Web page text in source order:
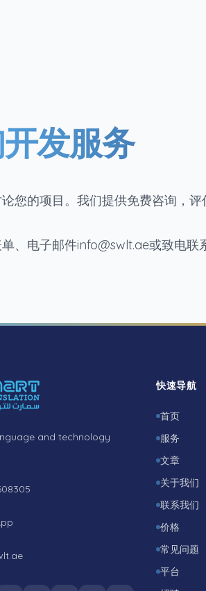
发服务
您的项目。我们提供免费咨询，
、电子邮件info@swlt.ae或致电联
and technology
快速导航
首页
服务
文章
关于我们
联系我们
价格
常见问题
平台